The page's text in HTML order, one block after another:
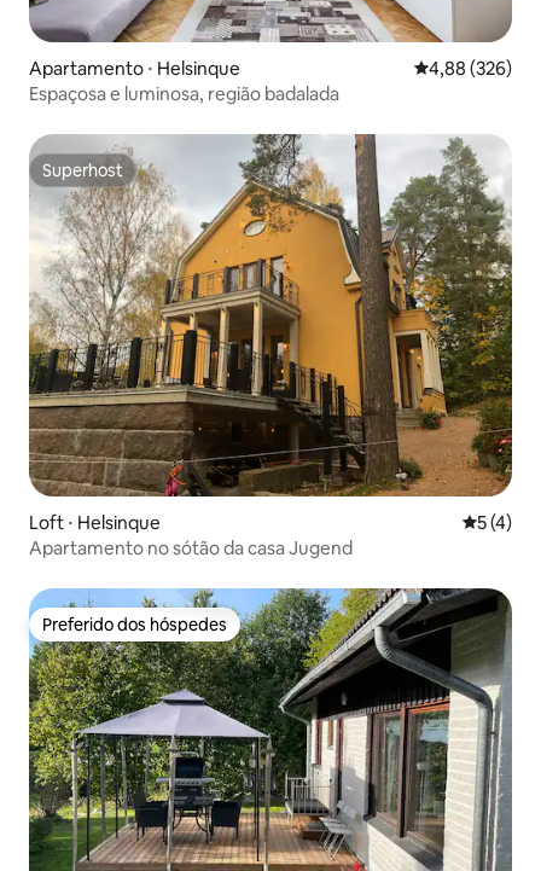
Apartamento ⋅ Helsinque 4,88 de uma
4,88 (326)
Espaçosa e luminosa, região badalada
Superhost
Superhost
Loft ⋅ Helsinque 5 de
5 (4)
Apartamento no sótão da casa Jugend
Preferido dos hóspedes
Preferido dos hóspedes